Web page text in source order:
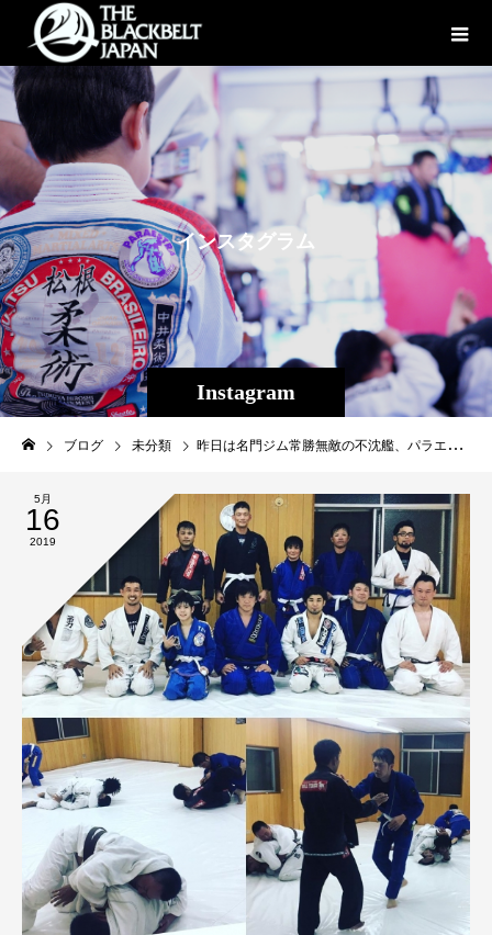
Instagram
インスタグラ ム
ブログ 未分類 昨日は名門ジム常勝無敵の不沈艦、パラエストラ千葉ネットワーク代表・我等が師匠、鶴屋浩さんと栗栖さんにお越しいただき、コザスタジオ柔術クラスを御指導していただきました！ 仕事関係で沖縄に来られ急遽技術指導、スパーリングをしていただきました。 生徒一同非常に貴重な時間となりました！ 鶴屋さん栗栖さんありがとうございました！ #パラエストラ千葉ネットワーク #鶴屋浩 #パラエストラ #沖縄 #那覇 #与儀 #MMA #shooto #コザ #総合格闘技 #修斗 #キックボクシング #柔術 #jiujitsu #ダイエット
5月
16
2019